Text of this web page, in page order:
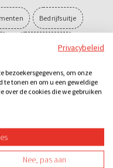
Bedrijfsuitje
VrijgezellenuitjePrivacybeleid
bezoekersgegevens, om onze
te tonen en om u een geweldige
de cookies die we gebruiken
Nee, pas aan